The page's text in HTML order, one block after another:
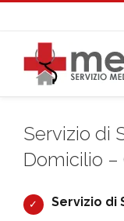
Servizio di
Domicilio
Servizio di